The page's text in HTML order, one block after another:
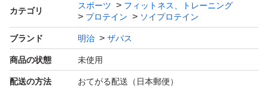
カテゴリ
スポーツ
フィットネス、トレーニング
プロテイン
ソイプロテイン
ブランド 明治 ザバス
商品の状態 未使用
配送の方法 おてがる配送（日本郵便）